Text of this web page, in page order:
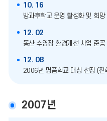
10. 16
방과후학교 운영 활성화 및 희
12. 02
동산 수영장 환경개선 사업 준공
12. 08
2006년 명품학교 대상 선정 (진
2007년